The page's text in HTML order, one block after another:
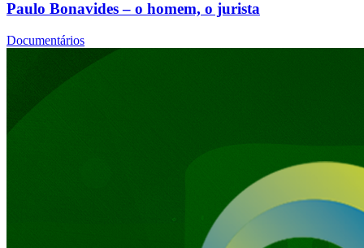
Paulo Bonavides – o homem, o jurista
Documentários